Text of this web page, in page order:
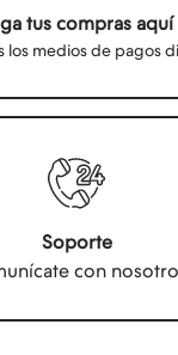
tus compras aquí
los medios de pagos
Soporte
con